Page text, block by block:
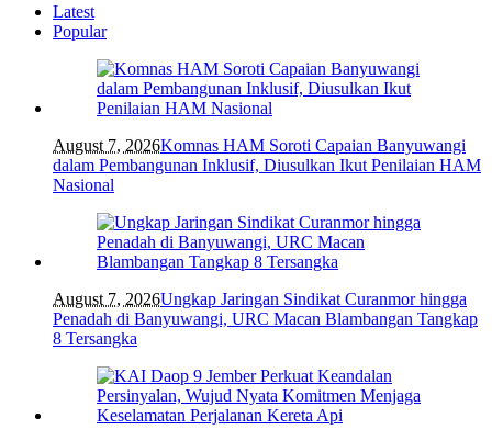
Latest
Popular
August 7, 2026Komnas HAM Soroti Capaian Banyuwangi
dalam Pembangunan Inklusif, Diusulkan Ikut Penilaian HAM
Nasional
August 7, 2026Ungkap Jaringan Sindikat Curanmor hingga
Penadah di Banyuwangi, URC Macan Blambangan Tangkap
8 Tersangka